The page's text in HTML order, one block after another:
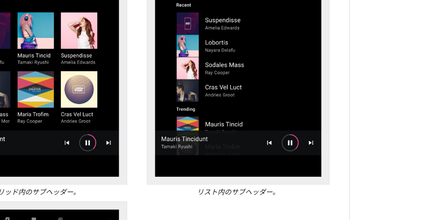
ッド内のサブヘッダー。 リスト内のサブヘッダー。